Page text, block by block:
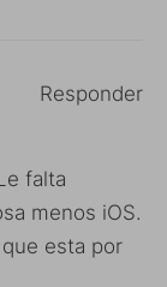
falta
menos iOS.
esta por
Responder